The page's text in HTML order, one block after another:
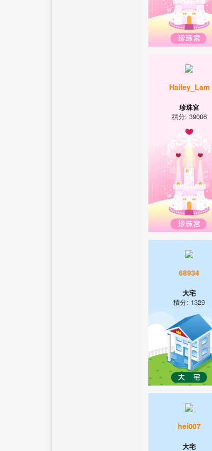
Hailey_Lam
珍珠宮
積分: 39006
68934
大宅
積分: 1329
hei007
大宅